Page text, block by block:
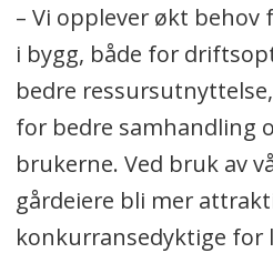
– Vi opplever økt
i bygg, både for
bedre
for bedre samhandling
brukerne. Ved bruk av
gårdeiere bli mer
konkurransedyktige for